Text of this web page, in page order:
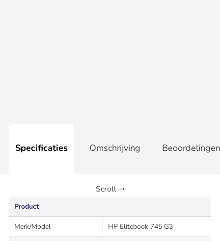
Specificaties Omschrijving Beoordelingen
Product
Merk/Model HP Elitebook 745 G3